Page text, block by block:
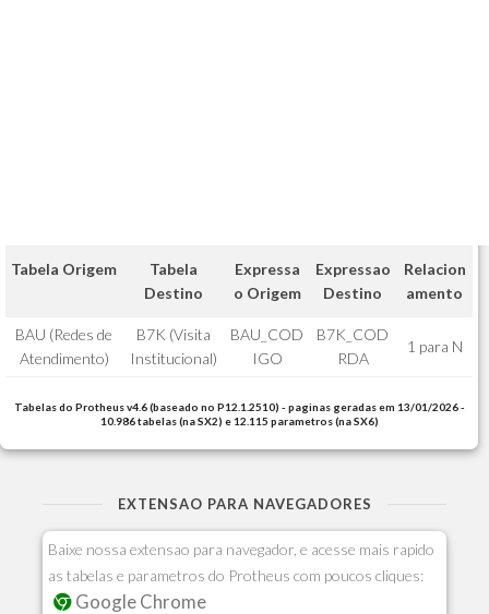
Tabela Origem
Tabela
Destino
Expressa
o Origem
Expressao
Destino
Relacion
amento
BAU (Redes de
Atendimento)
B7K (Visita
Institucional)
BAU_COD
IGO
B7K_COD
RDA
1 para N
Tabelas do Protheus v4.6 (baseado no P12.1.2510) - paginas geradas em 13/01/2026 -
10.986 tabelas (na SX2) e 12.115 parametros (na SX6)
EXTENSAO PARA NAVEGADORES
Baixe nossa extensao para navegador, e acesse mais rapido
as tabelas e parametros do Protheus com poucos cliques:
Google Chrome